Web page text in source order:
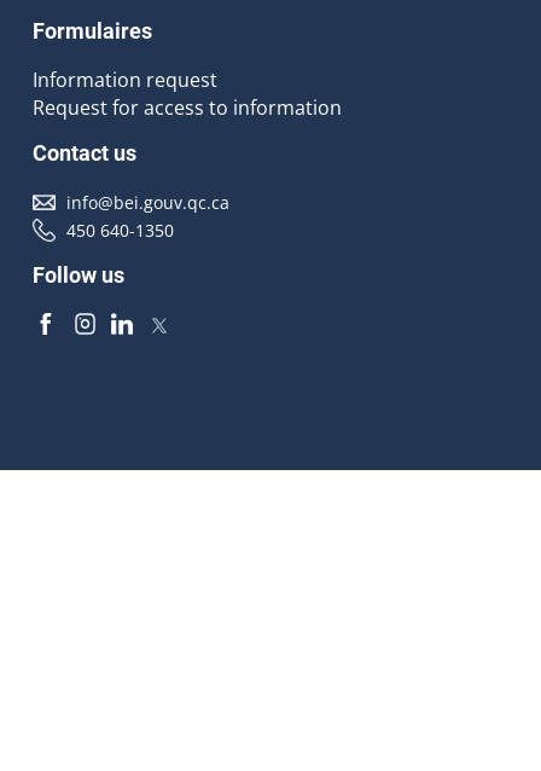
Formulaires
Information request
Request for access to information
Contact us
info@bei.gouv.qc.ca
450 640-1350
Follow us